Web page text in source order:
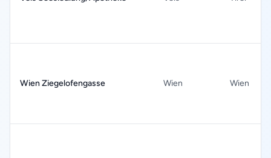
Wien Ziegelofengasse Wien Wien